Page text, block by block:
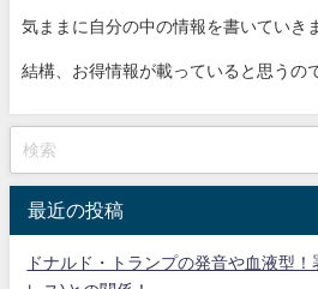
気ままに自分の中の情報を書いていき
結構、お得情報が載っていると思うの
最近の投稿
ドナルド・トランプの発音や血液型